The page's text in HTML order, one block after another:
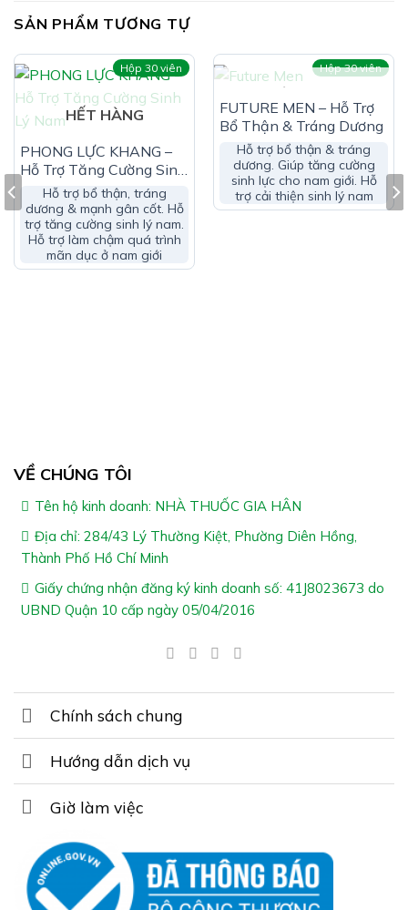
Hỗ trợ cố tính, hỗ trợ tăng cường sức bền thể lực, hỗ
trợ chống suy nhược cơ thể, hỗ trợ mạnh gân cốt
Hỗ trợ cải thiện chứng đau lưng, mỏi gối do thận yếu
Đối Tượng Sử Dụng Sâm Kỳ Vương:
Người suy giảm chức năng sinh lý, giảm ham muốn
Có thể uống 1 lần trước khi đi ngủ hoặc sau 3 ngày
(72 giờ)
*Lưu ý:
Sản phẩm không phải thuốc và không có tác dụng
thay thế thuốc trị bệnh
Không dùng cho người mẫn cảm với bất kỳ thành
Cảm ơn bạn đã xem bài viết “
Cần đặt hàng hoặc tư vấn thêm về sản phẩm, vui lòng
Pharmacy: 1800.6217 để được phục vụ
Xin cảm ơn Quý khách hàng
SẢN PHẨM TƯƠNG TỰ
Hộp 30 viên
HẾT HÀNG
PHONG LỰC KHANG –
Hỗ Trợ Tăng Cường Sinh
Lý Nam
Hỗ trợ bổ thận, tráng
dương & mạnh gân cốt. Hỗ
trợ tăng cường sinh lý nam.
Hỗ trợ làm chậm quá trình
mãn dục ở nam giới
Hộp 30 viên
HẾT HÀNG
FUTURE MEN – Hỗ Trợ
Bổ Thận & Tráng Dương
Hỗ trợ bổ thận & tráng
dương. Giúp tăng cường
sinh lực cho nam giới. Hỗ
trợ cải thiện sinh lý nam
VỀ CHÚNG TÔI
Tên hộ kinh doanh: NHÀ THUỐC GIA HÂN
Địa chỉ: 284/43 Lý Thường Kiệt, Phường Diên Hồng,
Thành Phố Hồ Chí Minh
Giấy chứng nhận đăng ký kinh doanh số: 41J8023673 do
UBND Quận 10 cấp ngày 05/04/2016
Chính sách chung
Hướng dẫn dịch vụ
Giờ làm việc